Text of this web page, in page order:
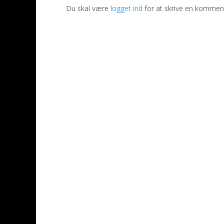
Du skal være logget ind for at skrive en